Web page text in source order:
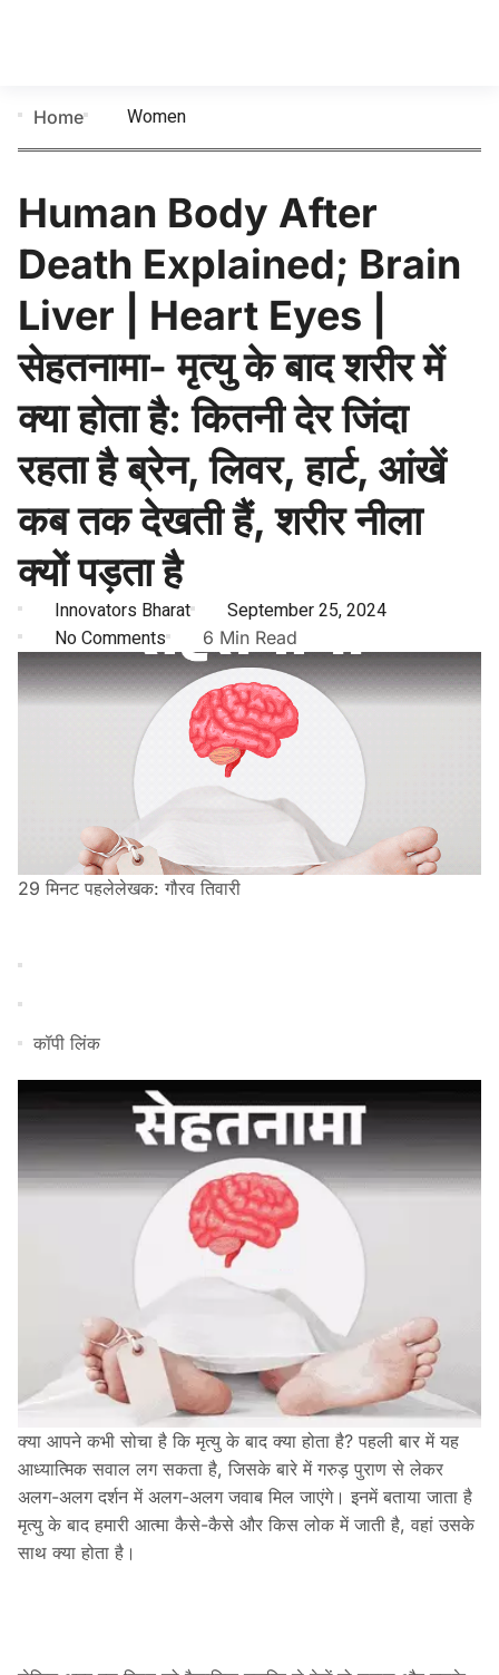
Home Women
Human Body After
Death Explained; Brain
Liver | Heart Eyes |
सेहतनामा- मृत्यु के बाद शरीर में
क्या होता है: कितनी देर जिंदा
रहता है ब्रेन, लिवर, हार्ट, आंखें
कब तक देखती हैं, शरीर नीला
क्यों पड़ता है
Innovators Bharat
September 25, 2024
No Comments
6 Min Read
29 मिनट पहलेलेखक: गौरव तिवारी
कॉपी लिंक
क्या आपने कभी सोचा है कि मृत्यु के बाद क्या होता है? पहली बार में यह
आध्यात्मिक सवाल लग सकता है, जिसके बारे में गरुड़ पुराण से लेकर
अलग-अलग दर्शन में अलग-अलग जवाब मिल जाएंगे। इनमें बताया जाता है
मृत्यु के बाद हमारी आत्मा कैसे-कैसे और किस लोक में जाती है, वहां उसके
साथ क्या होता है।